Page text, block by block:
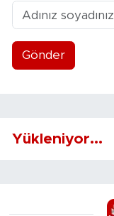
Gönder
Yükleniyor...